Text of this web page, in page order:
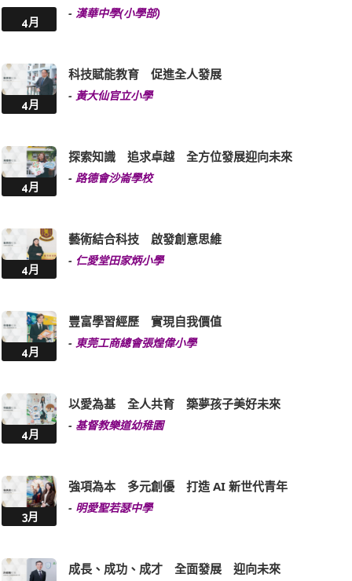
4月
- 漢華中學(小學部)
4月
科技賦能教育 促進全人發展
- 黃大仙官立小學
4月
探索知識 追求卓越 全方位發展迎向未來
- 路德會沙崙學校
4月
藝術結合科技 啟發創意思維
- 仁愛堂田家炳小學
4月
豐富學習經歷 實現自我價值
- 東莞工商總會張煌偉小學
4月
以愛為基 全人共育 築夢孩子美好未來
- 基督教樂道幼稚園
3月
強項為本 多元創優 打造 AI 新世代青年
- 明愛聖若瑟中學
成長、成功、成才 全面發展 迎向未來